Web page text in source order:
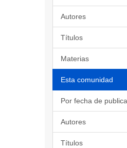
Autores
Títulos
Materias
Esta comunidad
Por fecha de
Autores
Títulos